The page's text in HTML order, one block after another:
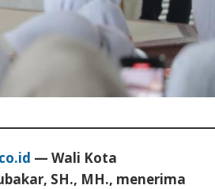
— Wali Kota
SH., MH., menerima